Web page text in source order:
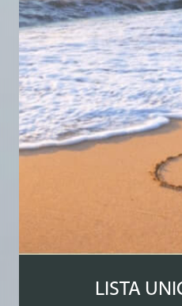
LISTA